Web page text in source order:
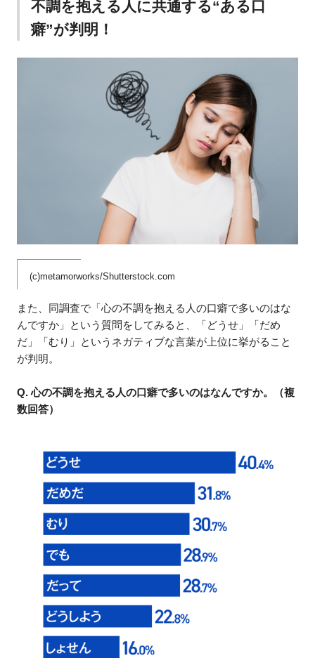
不調を抱える人に共通する“ある口
癖”が判明！
(c)metamorworks/Shutterstock.com
また、同調査で「心の不調を抱える人の口癖で多いのはな
んですか」という質問をしてみると、「どうせ」「だめ
だ」「むり」というネガティブな言葉が上位に挙がること
が判明。
Q. 心の不調を抱える人の口癖で多いのはなんですか。（複
数回答）